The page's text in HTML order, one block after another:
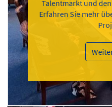
Talentmarkt und
Erfahren Sie mehr